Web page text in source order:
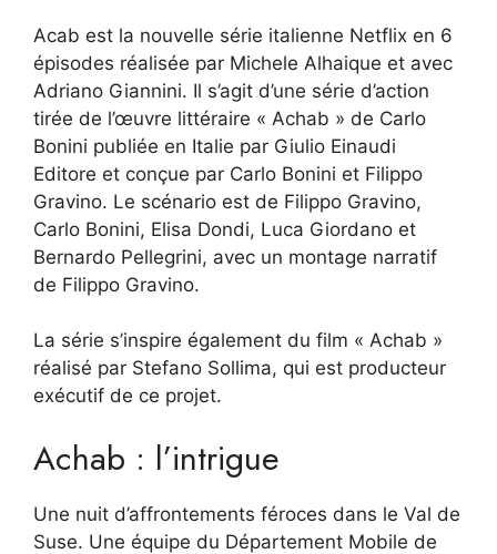
Acab est la nouvelle série italienne Netflix en 6
épisodes réalisée par Michele Alhaique et avec
Adriano Giannini. Il s’agit d’une série d’action
tirée de l’œuvre littéraire « Achab » de Carlo
Bonini publiée en Italie par Giulio Einaudi
Editore et conçue par Carlo Bonini et Filippo
Gravino. Le scénario est de Filippo Gravino,
Carlo Bonini, Elisa Dondi, Luca Giordano et
Bernardo Pellegrini, avec un montage narratif
de Filippo Gravino.
La série s’inspire également du film « Achab »
réalisé par Stefano Sollima, qui est producteur
exécutif de ce projet.
Achab : l’intrigue
Une nuit d’affrontements féroces dans le Val de
Suse. Une équipe du Département Mobile de